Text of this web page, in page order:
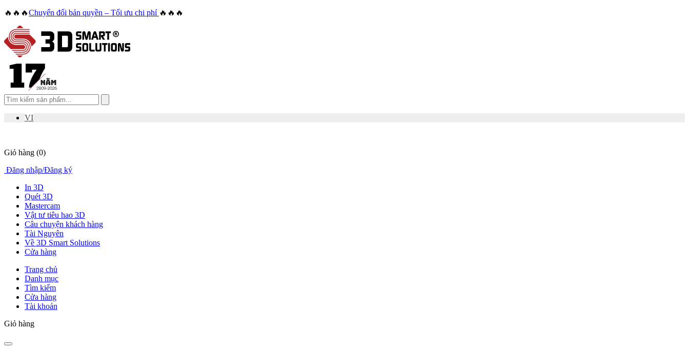
🔥🔥🔥Chuyển đổi bản quyền – Tối ưu chi phí 🔥🔥🔥
VI
Giỏ hàng (0)
Đăng nhập/Đăng ký
In 3D
Quét 3D
Mastercam
Vật tư tiêu hao 3D
Câu chuyện khách hàng
Tài Nguyên
Về 3D Smart Solutions
Cửa hàng
Trang chủ
Danh mục
Tìm kiếm
Cửa hàng
Tài khoản
Giỏ hàng